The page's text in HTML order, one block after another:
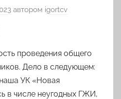
автором igortcv
проведения общего
Дело в следующем:
УК «Новая
в числе неугодных ГЖИ,